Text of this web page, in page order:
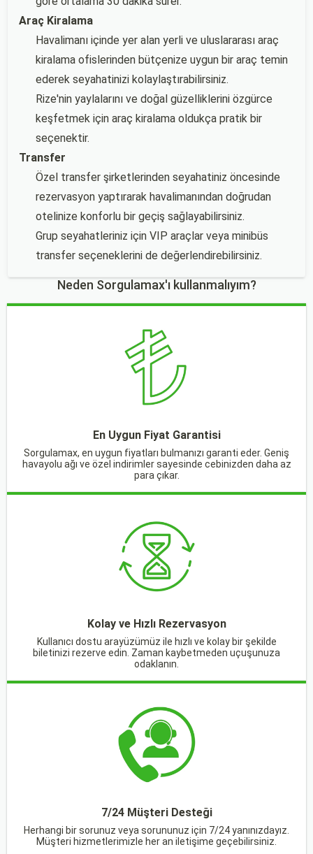
Araç Kiralama
Havalimanı içinde yer alan yerli ve uluslararası araç
kiralama ofislerinden bütçenize uygun bir araç temin
ederek seyahatinizi kolaylaştırabilirsiniz.
Rize'nin yaylalarını ve doğal güzelliklerini özgürce
keşfetmek için araç kiralama oldukça pratik bir
seçenektir.
Transfer
Özel transfer şirketlerinden seyahatiniz öncesinde
rezervasyon yaptırarak havalimanından doğrudan
otelinize konforlu bir geçiş sağlayabilirsiniz.
Grup seyahatleriniz için VIP araçlar veya minibüs
transfer seçeneklerini de değerlendirebilirsiniz.
Neden Sorgulamax'ı kullanmalıyım?
En Uygun Fiyat Garantisi
Sorgulamax, en uygun fiyatları bulmanızı garanti eder. Geniş
havayolu ağı ve özel indirimler sayesinde cebinizden daha az
para çıkar.
Kolay ve Hızlı Rezervasyon
Kullanıcı dostu arayüzümüz ile hızlı ve kolay bir şekilde
biletinizi rezerve edin. Zaman kaybetmeden uçuşunuza
odaklanın.
7/24 Müşteri Desteği
Herhangi bir sorunuz veya sorununuz için 7/24 yanınızdayız.
Müşteri hizmetlerimizle her an iletişime geçebilirsiniz.